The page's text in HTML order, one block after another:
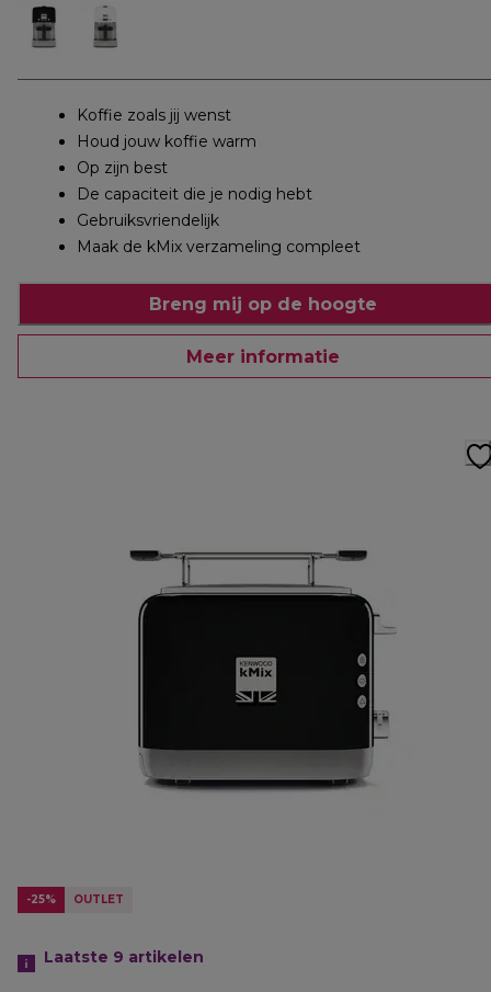
Koffie zoals jij wenst
Houd jouw koffie warm
Op zijn best
De capaciteit die je nodig hebt
Gebruiksvriendelijk
Maak de kMix verzameling compleet
Breng mij op de hoogte
Meer informatie
-25% OUTLET
Laatste 9 artikelen